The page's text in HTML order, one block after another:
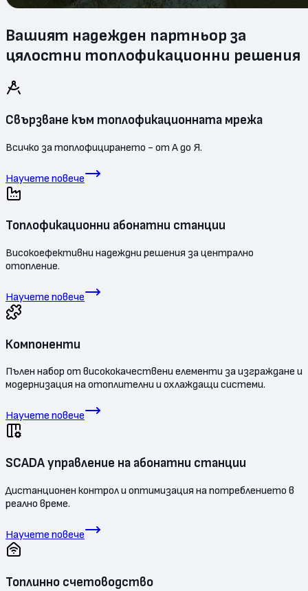
Вашият надежден партньор за
цялостни топлофикационни решения
Свързване към топлофикационната мрежа
Всичко за топлофицирането - от А до Я.
Научете повече
Топлофикационни абонатни станции
Високоефективни надеждни решения за централно
отопление.
Научете повече
Компоненти
Пълен набор от висококачествени елементи за изграждане и
модернизация на отоплителни и охлаждащи системи.
Научете повече
SCADA управление на абонатни станции
Дистанционен контрол и оптимизация на потреблението в
реално време.
Научете повече
Топлинно счетоводство